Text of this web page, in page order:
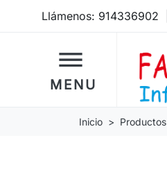
Llámenos: 914336902
dehaze
MENU
Inicio Productos